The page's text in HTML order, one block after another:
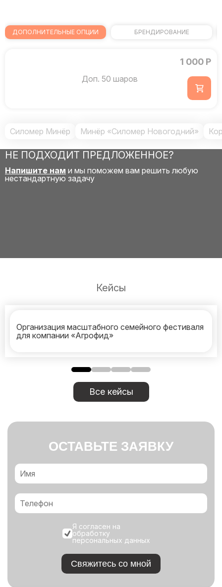
ДОПОЛНИТЕЛЬНЫЕ ОПЦИИ БРЕНДИРОВАНИЕ
Доп. 50 шаров
1 000 Р
Силомер Минёр Минёр «Силомер Новогодний»
НЕ ПОДХОДИТ ПРЕДЛОЖЕННОЕ?
Напишите нам и мы поможем вам решить любую
нестандартную задачу
Кейсы
Организация масштабного семейного фестиваля
для компании «Агрофид»
Все кейсы
ОСТАВЬТЕ ЗАЯВКУ
Я согласен на
обработку
персональных данных
Свяжитесь со мной